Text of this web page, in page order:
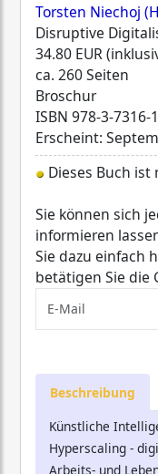
Torsten Niechoj
Disruptive
34.80 EUR
ca. 260 Seiten
Broschur
ISBN 978-3-7316-
Erscheint:
Dieses Buch
Sie können sich
informieren
Sie dazu einfach
betätigen Sie die
Beschreibung
Künstliche
Hyperscaling -
Arbeits- und